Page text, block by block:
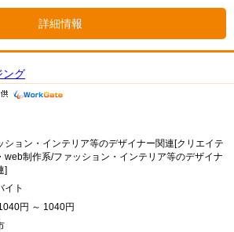
詳細情報
ング
ション・インテリア等のデザイナー関連[クリエイテ
web制作系/ファッション・インテリア等のデザイナ
]
イト
円 ～ 1040円